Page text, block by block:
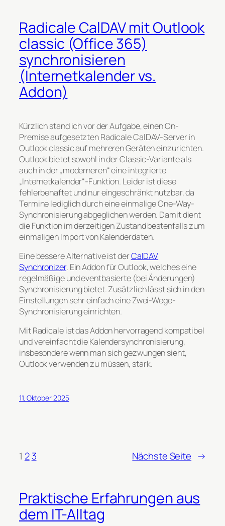
Radicale CalDAV mit Outlook
classic (Office 365)
synchronisieren
(Internetkalender vs.
Addon)
Kürzlich stand ich vor der Aufgabe, einen On-
Premise aufgesetzten Radicale CalDAV-Server in
Outlook classic auf mehreren Geräten einzurichten.
Outlook bietet sowohl in der Classic-Variante als
auch in der „moderneren“ eine integrierte
„Internetkalender“-Funktion. Leider ist diese
fehlerbehaftet und nur eingeschränkt nutzbar, da
Termine lediglich durch eine einmalige One-Way-
Synchronisierung abgeglichen werden. Damit dient
die Funktion im derzeitigen Zustand bestenfalls zum
einmaligen Import von Kalenderdaten.
Eine bessere Alternative ist derCalDAV
Synchronizer. Ein Addon für Outlook, welches eine
regelmäßige und eventbasierte (bei Änderungen)
Synchronisierung bietet. Zusätzlich lässt sich in den
Einstellungen sehr einfach eine Zwei-Wege-
Synchronisierung einrichten.
Mit Radicale ist das Addon hervorragend kompatibel
und vereinfacht die Kalendersynchronisierung,
insbesondere wenn man sich gezwungen sieht,
Outlook verwenden zu müssen, stark.
11. Oktober 2025
1 2 3 Nächste Seite →
Praktische Erfahrungen aus
dem IT-Alltag